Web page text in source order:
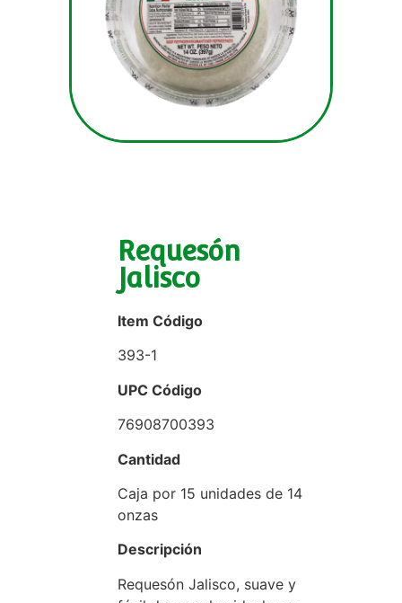
Requesón
Jalisco
Item Código
393-1
UPC Código
76908700393
Cantidad
Caja por 15 unidades de 14
onzas
Descripción
Requesón Jalisco, suave y